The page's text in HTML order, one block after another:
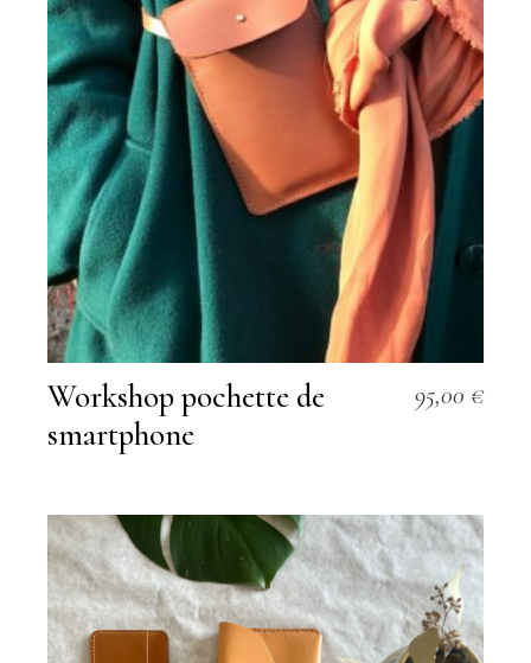
Workshop pochette de
smartphone
95,00 €